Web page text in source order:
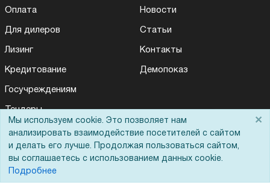
Оплата
Для дилеров
Лизинг
Кредитование
Госучреждениям
Тендеры
Бренды
ЭДО
Новости
Статьи
Контакты
Демопоказ
Мы используем cookie. Это позволяет нам
анализировать взаимодействие посетителей с сайтом
и делать его лучше. Продолжая пользоваться сайтом,
вы соглашаетесь с использованием данных cookie.
Подробнее
×
Для Вас доступно эксклюзивное приложение при
заказе этого товара
Получить скидку Не показывать